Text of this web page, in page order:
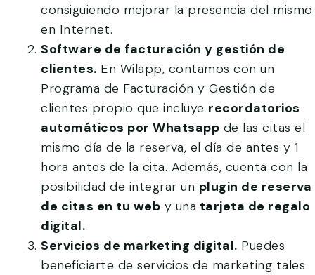
consiguiendo mejorar la presencia del mismo
en Internet.
Software de facturación y gestión de
clientes. En Wilapp, contamos con un
Programa de Facturación y Gestión de
clientes propio que incluye recordatorios
automáticos por Whatsapp de las citas el
mismo día de la reserva, el día de antes y 1
hora antes de la cita. Además, cuenta con la
posibilidad de integrar un plugin de reserva
de citas en tu web y una tarjeta de regalo
digital.
Servicios de marketing digital. Puedes
beneficiarte de servicios de marketing tales